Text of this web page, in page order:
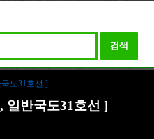
검색
도31호선 ]
일반국도31호선 ]